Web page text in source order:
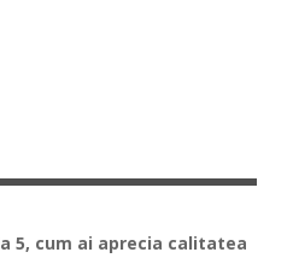
5, cum ai aprecia calitatea